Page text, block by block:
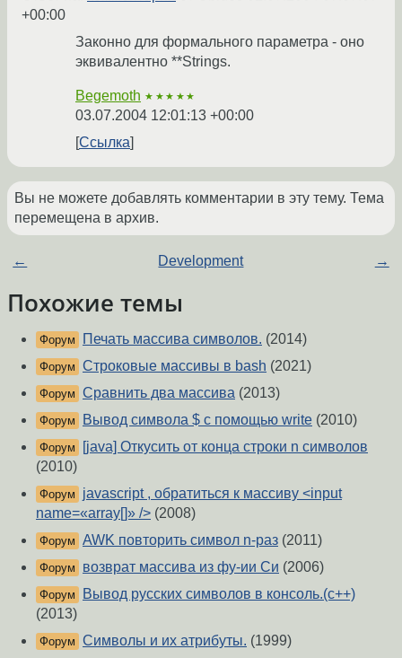
+00:00
Законно для формального параметра - оно
эквивалентно **Strings.
Begemoth ★★★★★
03.07.2004 12:01:13 +00:00
Ссылка
Вы не можете добавлять комментарии в эту тему. Тема
перемещена в архив.
← Development →
Похожие темы
Форум Печать массива символов. (2014)
Форум Строковые массивы в bash (2021)
Форум Сравнить два массива (2013)
Форум Вывод символа $ с помощью write (2010)
Форум
[java] Откусить от конца строки n символов
(2010)
Форум
javascript , обратиться к массиву <input
name=«array[]» /> (2008)
Форум AWK повторить символ n-раз (2011)
Форум возврат массива из фу-ии Си (2006)
Форум
Вывод русских символов в консоль.(с++)
(2013)
Форум Символы и их атрибуты. (1999)